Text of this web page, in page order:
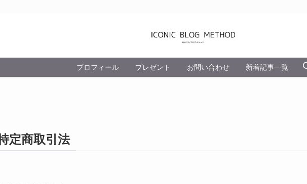
プロフィール プレゼント お問い合わせ 新着記事一覧
定商取引法